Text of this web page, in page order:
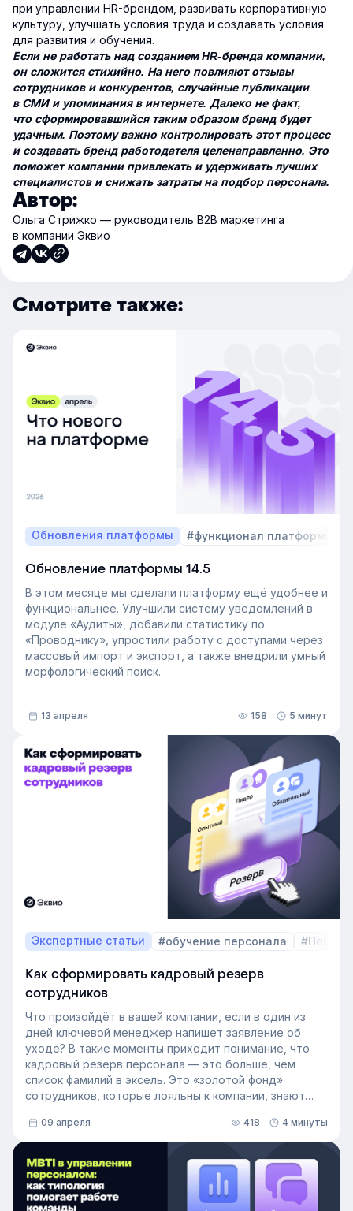
при управлении HR-брендом, развивать корпоративную
культуру, улучшать условия труда и создавать условия
для развития и обучения.
Если не работать над созданием HR-бренда компании,
он сложится стихийно. На него повлияют отзывы
сотрудников и конкурентов, случайные публикации
в СМИ и упоминания в интернете. Далеко не факт,
что сформировавшийся таким образом бренд будет
удачным. Поэтому важно контролировать этот процесс
и создавать бренд работодателя целенаправленно. Это
поможет компании привлекать и удерживать лучших
специалистов и снижать затраты на подбор персонала.
Автор:
Ольга Стрижко — руководитель В2В маркетинга
в компании Эквио
Смотрите также:
Обновления платформы #функционал платформы
Обновление платформы 14.5
В этом месяце мы сделали платформу ещё удобнее и
функциональнее. Улучшили систему уведомлений в
модуле «Аудиты», добавили статистику по
«Проводнику», упростили работу с доступами через
массовый импорт и экспорт, а также внедрили умный
морфологический поиск.
13 апреля 158 5 минут
Экспертные статьи #обучение персонала
Как сформировать кадровый резерв
сотрудников
Что произойдёт в вашей компании, если в один из
дней ключевой менеджер напишет заявление об
уходе? В такие моменты приходит понимание, что
кадровый резерв персонала — это больше, чем
список фамилий в эксель. Это «золотой фонд»
сотрудников, которые лояльны к компании, знают
освободившуюся должность. Не у каждой компании
есть такой документ, потому что собирать его
вручную — трудоёмкая задача. Однако с приходом
автоматизации формирование кадрового запаса
перестало требовать большого ресурса. Теперь это
важный инструмент для любой компании, которая не
09 апреля 418 4 минуты